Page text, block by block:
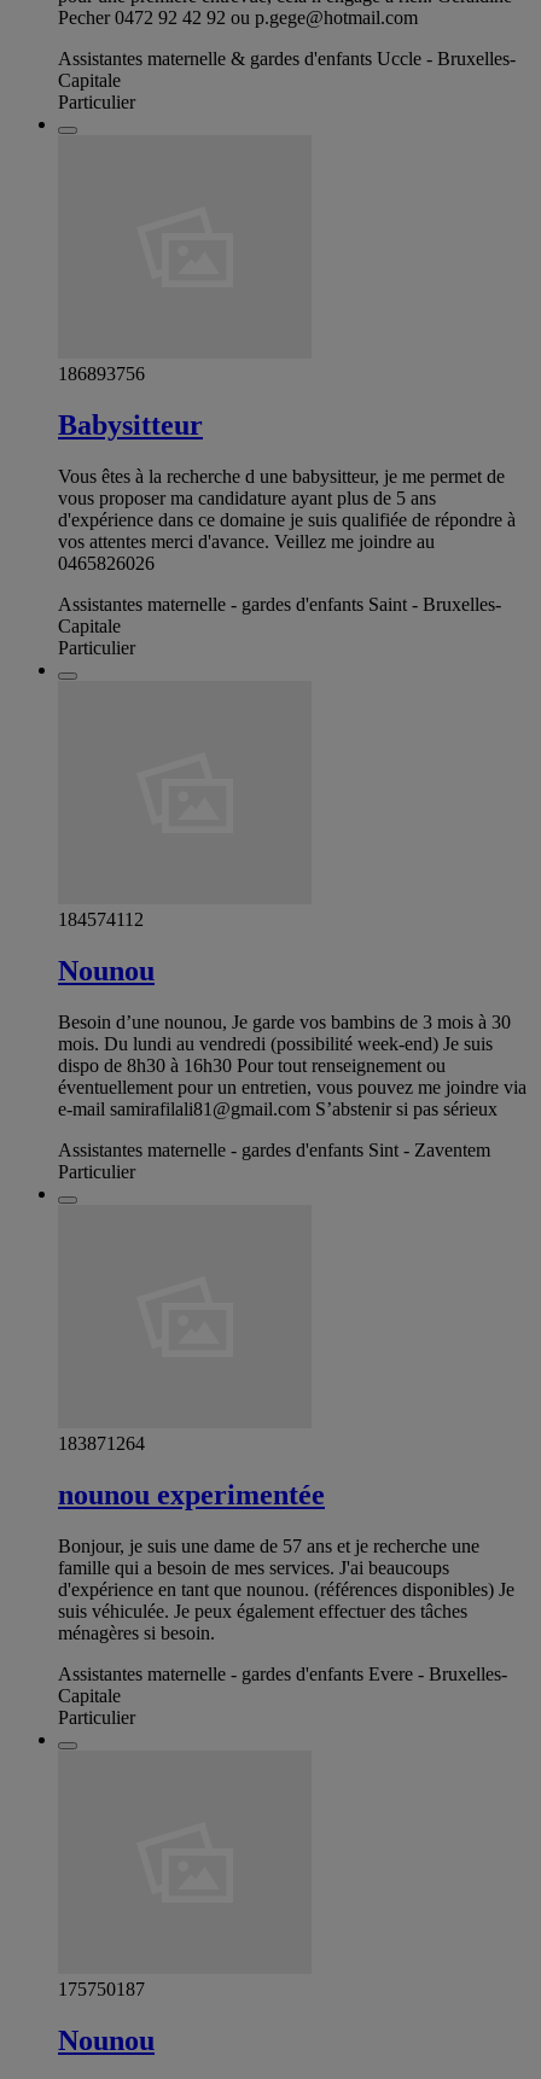
Pecher 0472 92 42 92 ou p.gege@hotmail.com
Assistantes maternelle & gardes d'enfants Uccle - Bruxelles-
Capitale
Particulier
186893756
Babysitteur
Vous êtes à la recherche d une babysitteur, je me permet de
vous proposer ma candidature ayant plus de 5 ans
d'expérience dans ce domaine je suis qualifiée de répondre à
vos attentes merci d'avance. Veillez me joindre au
0465826026
Assistantes maternelle - gardes d'enfants Saint - Bruxelles-
Capitale
Particulier
184574112
Nounou
Besoin d’une nounou, Je garde vos bambins de 3 mois à 30
mois. Du lundi au vendredi (possibilité week-end) Je suis
dispo de 8h30 à 16h30 Pour tout renseignement ou
éventuellement pour un entretien, vous pouvez me joindre via
e-mail samirafilali81@gmail.com S’abstenir si pas sérieux
Assistantes maternelle - gardes d'enfants Sint - Zaventem
Particulier
183871264
nounou experimentée
Bonjour, je suis une dame de 57 ans et je recherche une
famille qui a besoin de mes services. J'ai beaucoups
d'expérience en tant que nounou. (références disponibles) Je
suis véhiculée. Je peux également effectuer des tâches
ménagères si besoin.
Assistantes maternelle - gardes d'enfants Evere - Bruxelles-
Capitale
Particulier
175750187
Nounou